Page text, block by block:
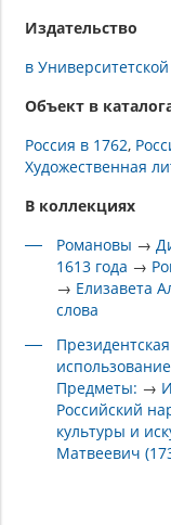
Издательство
в
Объект в
Россия в 1762
Художественная
В коллекциях
Романовы →
1613 года →
→ Елизавета
слова
Предметы: →
Российский
культуры и
Матвеевич